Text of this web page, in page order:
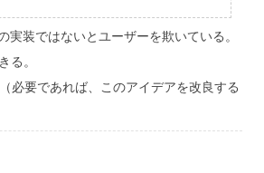
装ではないとユーザーを欺いている。
る。
必要であれば、このアイデアを改良する